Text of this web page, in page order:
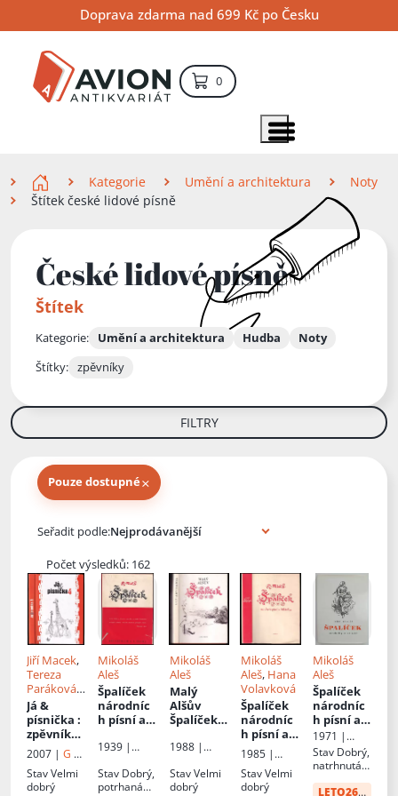
na
obsah
na
navigaci
na
vyhledávání
Doprava zdarma nad 699 Kč po Česku
0položek – košík
Zobrazit položky menu
Kategorie Umění a architektura
Noty
Štítek české lidové písně
České lidové písně
Štítek
Kategorie: Umění a architektura Hudba
Noty
Štítky: zpěvníky
FILTRY
Pouze dostupné×
Seřadit podle:
Počet výsledků: 162
Jiří Macek,
Tereza
Paráková,
Jiří Zíma
Já &
písnička :
zpěvník
pro žáky
středních
škol - 4
2007 | G &
W
StavVelmi
dobrý
Mikoláš
Aleš
Špalíček
národníc
h písní a
1939 |
Stav Dobrý,
potrhaná
Mikoláš
Aleš
Malý
Alšův
Špalíček
h písní a
1988 |
StavVelmi
dobrý
Mikoláš
Aleš, Hana
Volavková
Špalíček
národníc
h písní a
říkadel
1985 |
Odeon
StavVelmi
dobrý
Mikoláš
Aleš
Špalíček
národníc
h písní a
říkadel
1971 |
Odeon
Stav Dobrý,
natrhnutá
LETO26od: